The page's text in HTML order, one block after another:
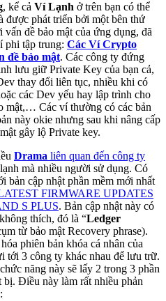
, kể cả Ví Lạnh ở trên bạn có thể
được phát triển bởi một bên thứ
đề bảo mật của ứng dụng, đã
phi tập trung: Các Ví Crypto
đề bảo mật. Các công ty đứng
lưu giữ Private Key của bạn cả,
thay đổi liên tục, nhiều khi có
các Dev yếu hay lập trình cho
mật,… Các ví thường có các bản
này okie nhưng sau khi nâng cấp
gây lộ Private key.
Drama liên quan đến công ty
mà nhiều người sử dụng. Có
bản cập nhật phần mềm mới nhất
FIRMWARE UPDATES
S PLUS. Bản cập nhật này có
thích, đó là “Ledger
từ bảo mật Recovery phrase).
phiên bản khóa cá nhân của
tới 3 công ty khác nhau để lưu trữ.
năng này sẽ lấy 2 trong 3 phần
Điều này làm rất nhiều phản